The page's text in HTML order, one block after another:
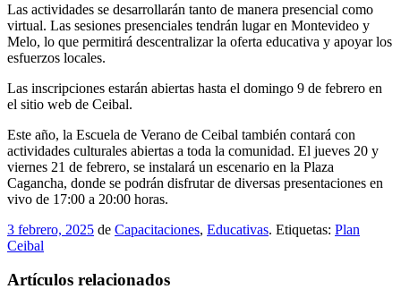
Las actividades se desarrollarán tanto de manera presencial como
virtual. Las sesiones presenciales tendrán lugar en Montevideo y
Melo, lo que permitirá descentralizar la oferta educativa y apoyar los
esfuerzos locales.
Las inscripciones estarán abiertas hasta el domingo 9 de febrero en
el sitio web de Ceibal.
Este año, la Escuela de Verano de Ceibal también contará con
actividades culturales abiertas a toda la comunidad. El jueves 20 y
viernes 21 de febrero, se instalará un escenario en la Plaza
Cagancha, donde se podrán disfrutar de diversas presentaciones en
vivo de 17:00 a 20:00 horas.
3 febrero, 2025 de Capacitaciones, Educativas. Etiquetas: Plan
Ceibal
Artículos relacionados